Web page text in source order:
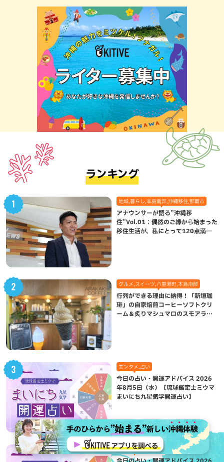
ランキング
地域,暮らし,本島南部,沖縄移住,那覇市
アナウンサーが語る”沖縄移
住”Vol.01：偶然のご縁から始まった
移住生活が、私にとって120点満点
グルメ,スイーツ,八重瀬町,本島南部
行列ができる理由に納得！「新垣珈
琲」の自家焙煎コーヒーソフトクリ
ーム＆炙りマシュマロのスモアラテ
エンタメ,占い
今日の占い・開運アドバイス 2026
年8月5日（水）【琉球鑑定士ミウマ
まいにち九星気学開運占い】
エンタメ,占い
今日の占い・開運アドバイス 2026